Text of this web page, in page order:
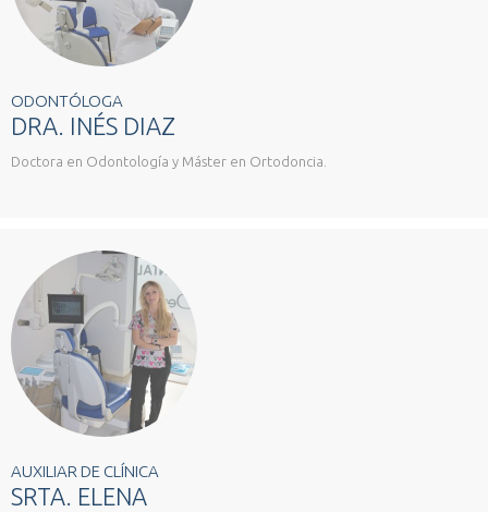
ODONTÓLOGA
DRA. INÉS DIAZ
Doctora en Odontología y Máster en Ortodoncia.
AUXILIAR DE CLÍNICA
SRTA. ELENA